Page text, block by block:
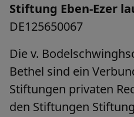
Stiftung Eben-Ezer
DE125650067
Die v.
Bethel sind ein
Stiftungen privaten
den Stiftungen